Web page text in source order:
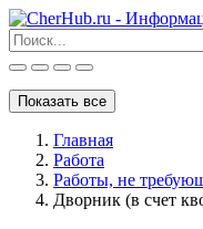
Показать все
Главная
Работа
Работы, не
Дворник (в счет